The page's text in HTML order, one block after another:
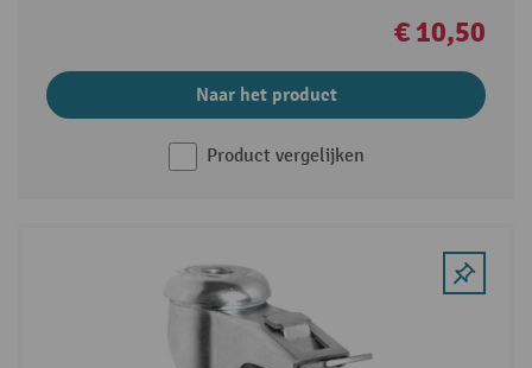
€ 10,50
Naar het product
Product vergelijken